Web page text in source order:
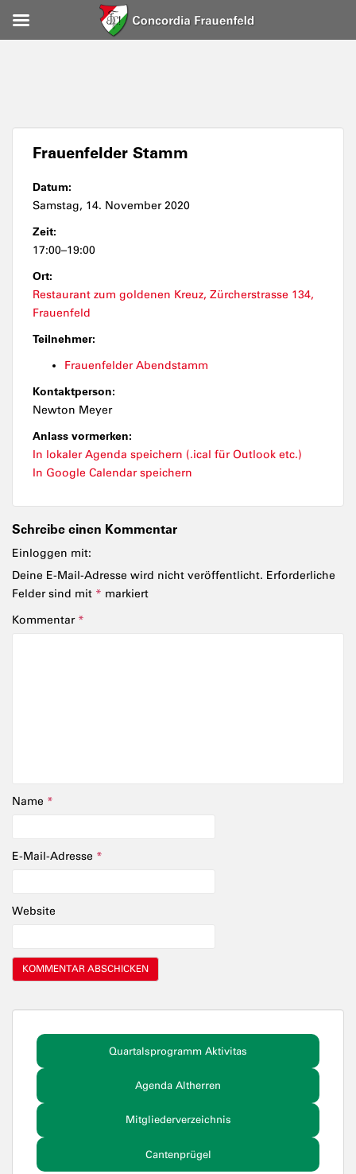
Frauenfelder Stamm
Datum:
Samstag, 14. November 2020
Zeit:
17:00–19:00
Ort:
Restaurant zum goldenen Kreuz, Zürcherstrasse 134,
Frauenfeld
Teilnehmer:
Frauenfelder Abendstamm
Kontaktperson:
Newton Meyer
Anlass vormerken:
In lokaler Agenda speichern (.ical für Outlook etc.)
In Google Calendar speichern
Schreibe einen Kommentar
Einloggen mit:
Deine E-Mail-Adresse wird nicht veröffentlicht. Erforderliche
Felder sind mit * markiert
Kommentar *
Name *
E-Mail-Adresse *
Website
Quartalsprogramm Aktivitas
Agenda Altherren
Mitgliederverzeichnis
Cantenprügel